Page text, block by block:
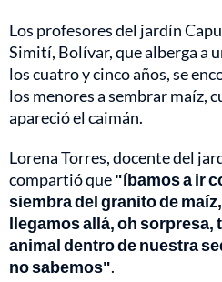
Los profesores del jardín
Simití, Bolívar, que alberga a
los cuatro y cinco años, se
los menores a sembrar maíz,
apareció el caimán.
Lorena Torres, docente del
compartió que"íbamos a ir
siembra del granito de
llegamos allá, oh sorpresa,
animal dentro de nuestra
no sabemos".